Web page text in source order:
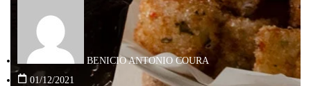
BENICIO ANTONIO COURA
01/12/2021